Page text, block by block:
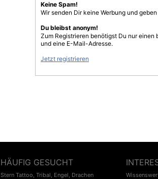
Keine Spam!
Wir senden Dir keine Werbung und
Du bleibst anonym!
Zum Registrieren benötigst Du nur einen
und eine E-Mail-Adresse.
Jetzt registrieren
HÄUFIG GESUCHT
Stern Tattoo, Tribal, Engel, Drachen